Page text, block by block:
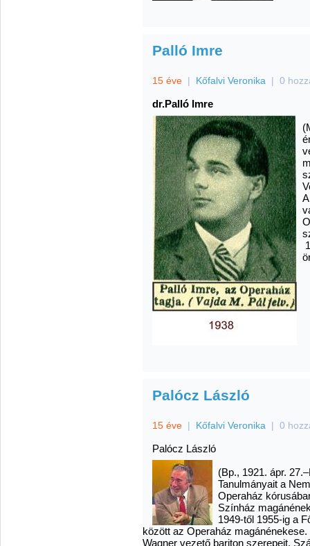
Palló Imre
15 éve | Kőfalvi Veronika | 0
dr.Palló Imre
Palócz László
15 éve | Kőfalvi Veronika | 0
Palócz László
(Bp., 1921. ápr.
Tanulmányait a
Operaház
Színház
1949-től 1955-ig a
között az Operaház
Wagner vezető bariton szerepeit.